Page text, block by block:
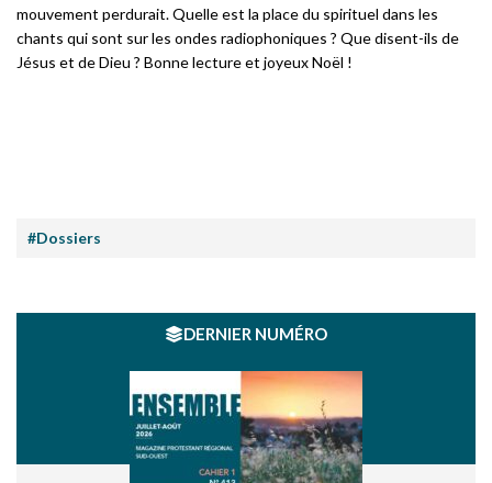
mouvement perdurait. Quelle est la place du spirituel dans les
chants qui sont sur les ondes radiophoniques ? Que disent-ils de
Jésus et de Dieu ? Bonne lecture et joyeux Noël !
#Dossiers
DERNIER NUMÉRO